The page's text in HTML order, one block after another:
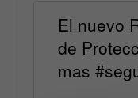
El nuevo
de
mas